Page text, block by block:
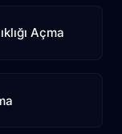
Açma